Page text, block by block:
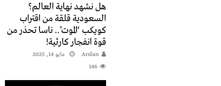
هل نشهد نهاية العالم؟
السعودية قلقة من اقتراب
كويكب ‘الموت’.. ناسا تحذر من
قوة انفجار كارثية!
Arslan
مايو 14, 2025
146